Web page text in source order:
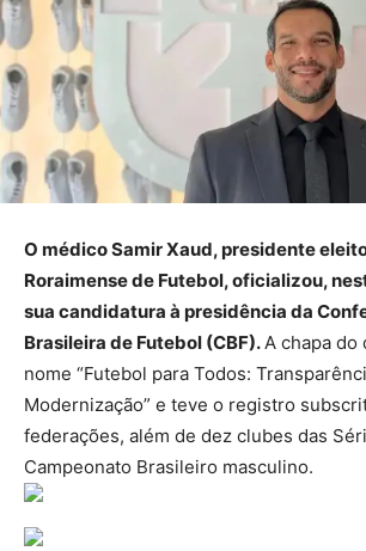
O médico Samir Xaud, presidente
Roraimense de Futebol, oficializou,
sua candidatura à presidência da
Brasileira de Futebol (CBF).A chapa do
nome “Futebol para Todos:
Modernização” e teve o registro
federações, além de dez clubes das
Campeonato Brasileiro masculino.